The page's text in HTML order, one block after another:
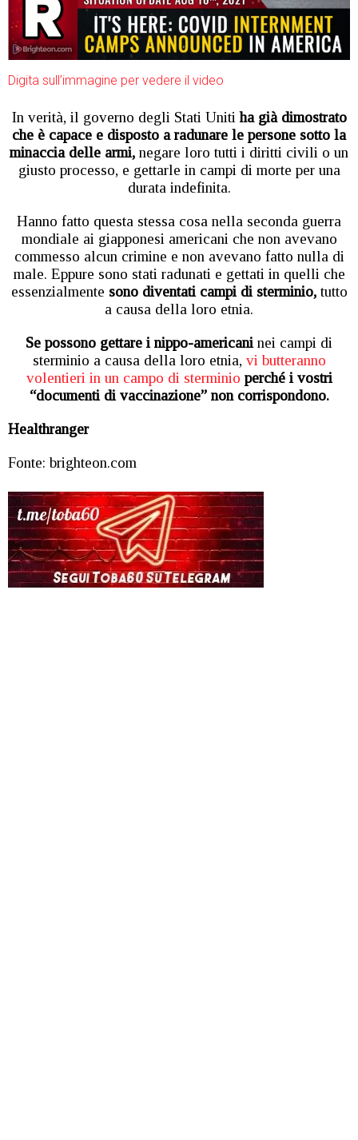
Digita sull’immagine per vedere il video
In verità, il governo degli Stati Uniti ha già dimostrato
che è capace e disposto a radunare le persone sotto la
minaccia delle armi, negare loro tutti i diritti civili o un
giusto processo, e gettarle in campi di morte per una
durata indefinita.
Hanno fatto questa stessa cosa nella seconda guerra
mondiale ai giapponesi americani che non avevano
commesso alcun crimine e non avevano fatto nulla di
male. Eppure sono stati radunati e gettati in quelli che
essenzialmente sono diventati campi di sterminio, tutto
a causa della loro etnia.
Se possono gettare i nippo-americani nei campi di
sterminio a causa della loro etnia, vi butteranno
volentieri in un campo di sterminio perché i vostri
“documenti di vaccinazione” non corrispondono.
Healthranger
Fonte: brighteon.com